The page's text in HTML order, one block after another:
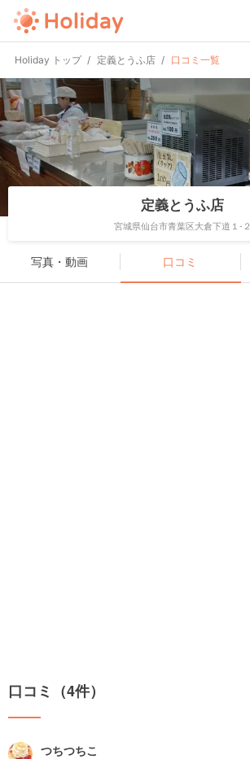
Holiday トップ 定義とうふ店 口コミ一覧
定義とうふ店
宮城県仙台市青葉区大倉下道１-２
写真・動画 口コミ
口コミ（4件）
つちつちこ